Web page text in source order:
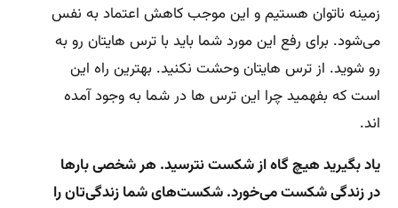
زمینه ناتوان هستیم و این موجب کاهش اعتماد به نفس
می‌شود. برای رفع این مورد شما باید با ترس‌ هایتان رو به
رو شوید. از ترس‌ هایتان وحشت نکنید. بهترین راه این
است که بفهمید چرا این ترس‌ ها در شما به وجود آمده
اند.
یاد بگیرید هیچ گاه از شکست نترسید. هر شخصی بارها
در زندگی شکست می‌خورد. شکست‌های شما زندگی‌تان را